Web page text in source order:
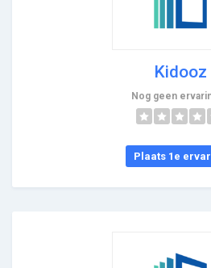
Kidooz
Nog geen
Plaats 1e